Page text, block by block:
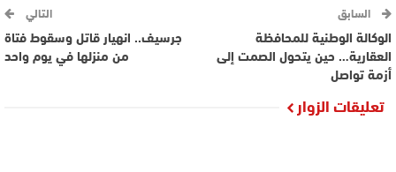
السابق
الوكالة الوطنية للمحافظة
العقارية… حين يتحول الصمت إلى
أزمة تواصل
التالي
جرسيف.. انهيار قاتل وسقوط فتاة
من منزلها في يوم واحد
تعليقات الزوار